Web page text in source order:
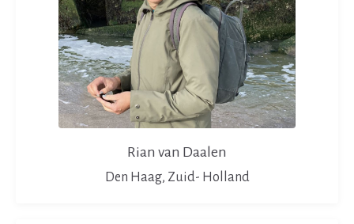
Rian van Daalen
Den Haag, Zuid- Holland